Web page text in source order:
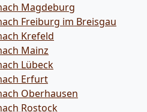
Magdeburg
Freiburg im Breisgau
Krefeld
Mainz
Lübeck
Erfurt
Oberhausen
Rostock